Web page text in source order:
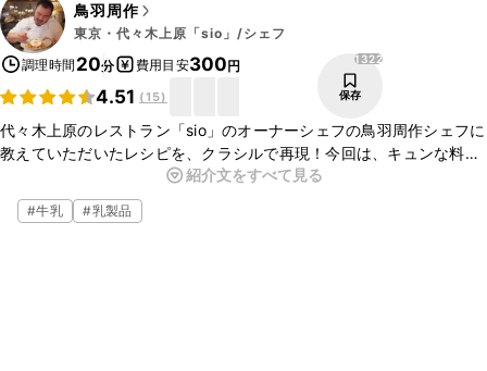
鳥羽周作
東京・代々木上原「sio」/シェフ
調理時間 20分 費用目安300円
4.51 (15)
1322
保存
代々木上原のレストラン「sio」のオーナーシェフの鳥羽周作シェフに
教えていただいたレシピを、クラシルで再現！今回は、キュンな料理
のご紹介です。もっちりとしたクレープ生地とサワークリームの組み
合わせがとてもおいしい一品です。
今回のレシピはクラシルYouTubeの「鳥羽周作の◯◯な料理
紹介文をすべて見る
#牛乳 #乳製品